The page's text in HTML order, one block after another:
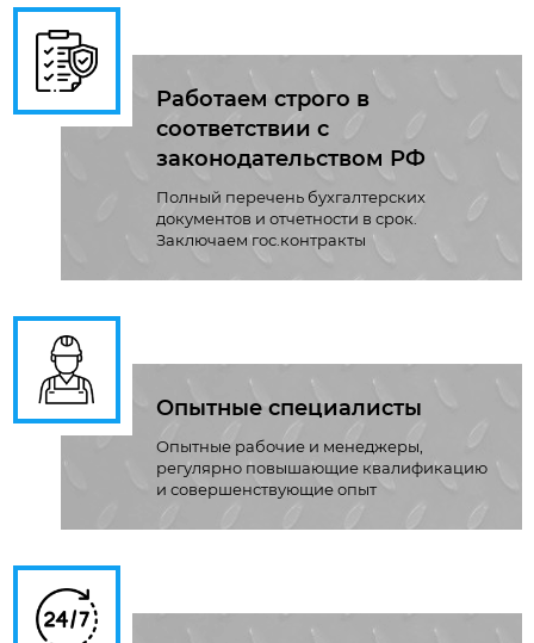
Работаем строго в
соответствии с
законодательством РФ
Полный перечень бухгалтерских
документов и отчетности в срок.
Заключаем гос.контракты
Опытные специалисты
Опытные рабочие и менеджеры,
регулярно повышающие квалификацию
и совершенствующие опыт